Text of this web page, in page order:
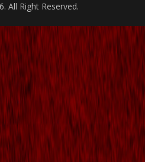
All Right Reserved.